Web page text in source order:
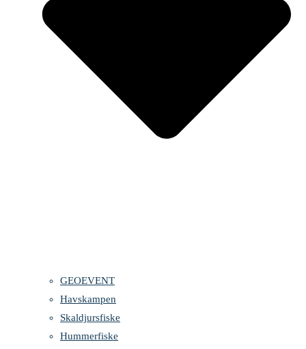
GEOEVENT
Havskampen
Skaldjursfiske
Hummerfiske